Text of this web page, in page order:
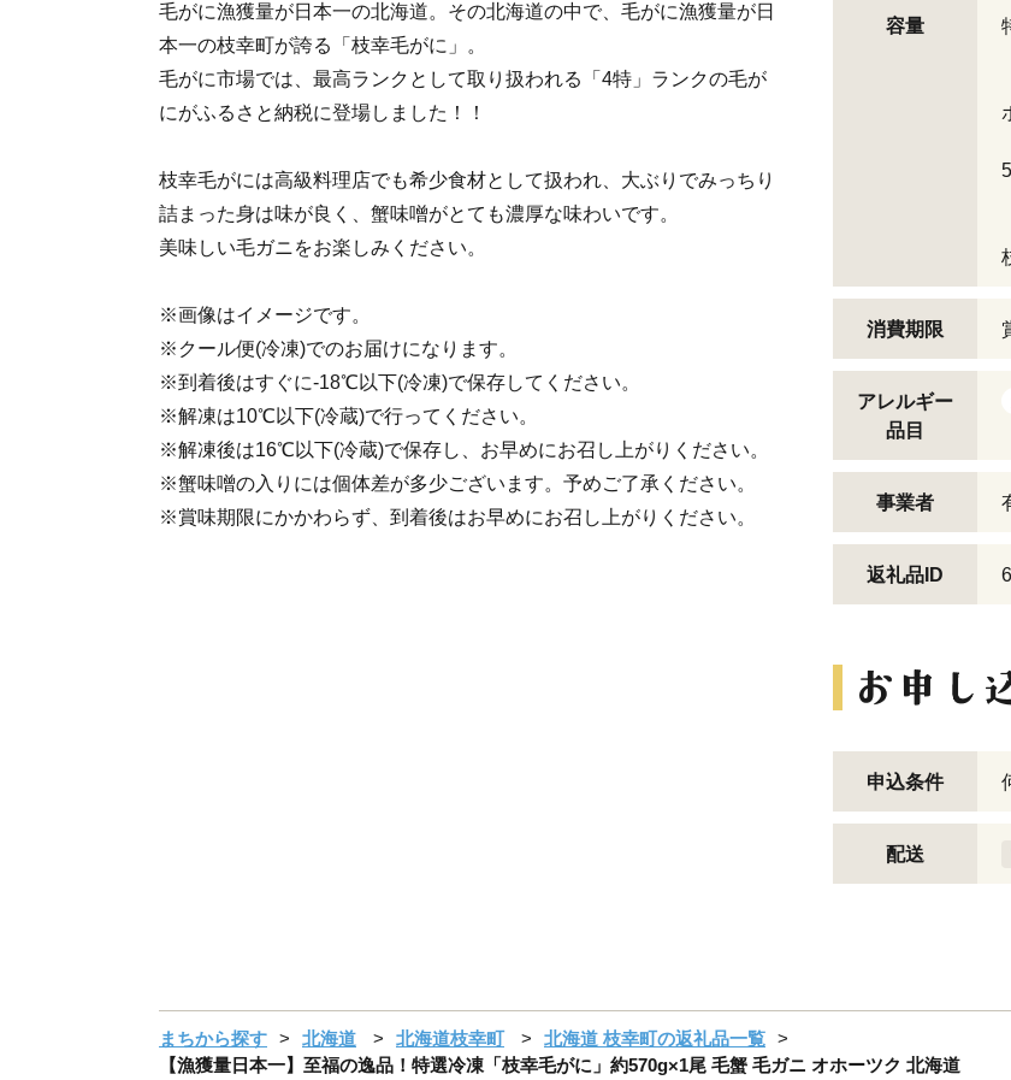
毛がに漁獲量が日本一の北海道。その北海道の中で、毛がに漁獲量が日
本一の枝幸町が誇る「枝幸毛がに」。
毛がに市場では、最高ランクとして取り扱われる「4特」ランクの毛が
にがふるさと納税に登場しました！！
枝幸毛がには高級料理店でも希少食材として扱われ、大ぶりでみっちり
詰まった身は味が良く、蟹味噌がとても濃厚な味わいです。
美味しい毛ガニをお楽しみください。
※画像はイメージです。
※クール便(冷凍)でのお届けになります。
※到着後はすぐに-18℃以下(冷凍)で保存してください。
※解凍は10℃以下(冷蔵)で行ってください。
※解凍後は16℃以下(冷蔵)で保存し、お早めにお召し上がりください。
※蟹味噌の入りには個体差が多少ございます。予めご了承ください。
※賞味期限にかかわらず、到着後はお早めにお召し上がりください。
容量
消費期限
アレルギー
品目
事業者
返礼品ID
申込条件
配送
まちから探す 北海道 北海道枝幸町
北海道 枝幸町の返礼品一覧
【漁獲量日本一】至福の逸品！特選冷凍「枝幸毛がに」約570g×1尾 毛蟹 毛ガニ オホーツク 北海道